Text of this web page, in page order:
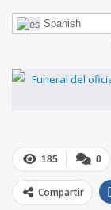
Spanish
0
185
Compartir